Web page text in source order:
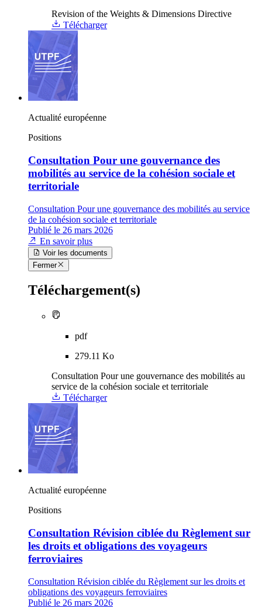
Revision of the Weights & Dimensions Directive
Télécharger
Actualité européenne
Positions
Consultation Pour une gouvernance des
mobilités au service de la cohésion sociale et
territoriale
Consultation Pour une gouvernance des mobilités au service
de la cohésion sociale et territoriale
Publié le 26 mars 2026
En savoir plus
Voir les documents
Fermer
Téléchargement(s)
pdf
279.11 Ko
Consultation Pour une gouvernance des mobilités au
service de la cohésion sociale et territoriale
Télécharger
Actualité européenne
Positions
Consultation Révision ciblée du Règlement sur
les droits et obligations des voyageurs
ferroviaires
Consultation Révision ciblée du Règlement sur les droits et
obligations des voyageurs ferroviaires
Publié le 26 mars 2026